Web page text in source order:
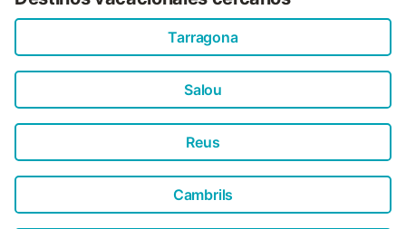
Tarragona
Salou
Reus
Cambrils